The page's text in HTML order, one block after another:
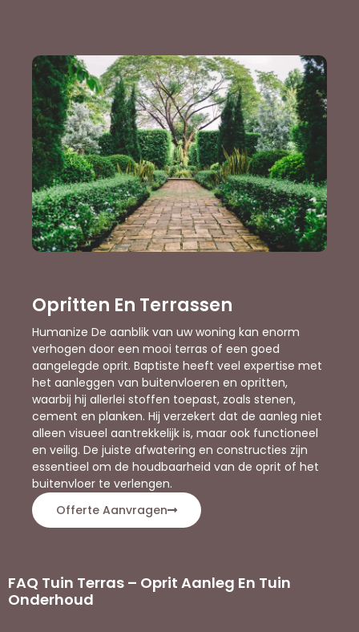
Opritten En Terrassen
Humanize De aanblik van uw woning kan enorm
verhogen door een mooi terras of een goed
aangelegde oprit. Baptiste heeft veel expertise met
het aanleggen van buitenvloeren en opritten,
waarbij hij allerlei stoffen toepast, zoals stenen,
cement en planken. Hij verzekert dat de aanleg niet
alleen visueel aantrekkelijk is, maar ook functioneel
en veilig. De juiste afwatering en constructies zijn
essentieel om de houdbaarheid van de oprit of het
buitenvloer te verlengen.
Offerte Aanvragen
FAQ Tuin Terras – Oprit Aanleg En Tuin
Onderhoud